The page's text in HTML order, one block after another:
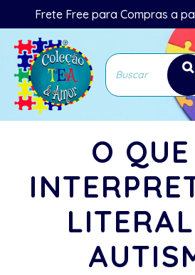
Frete Free para Compras a
O